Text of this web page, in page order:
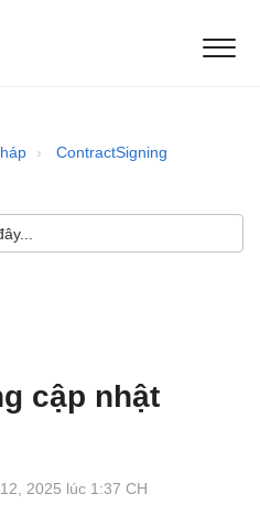
ContractSigning
cập nhật
2025 lúc 1:37 CH